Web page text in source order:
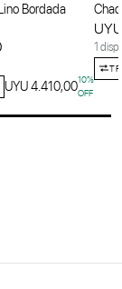
Bordada
UYU 4.410,0010%
OFF
1